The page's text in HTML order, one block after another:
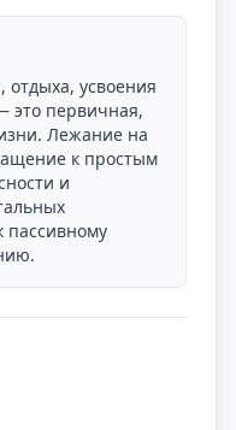
отдыха, усвоения
это первичная,
Лежание на
к простым
и
пассивному